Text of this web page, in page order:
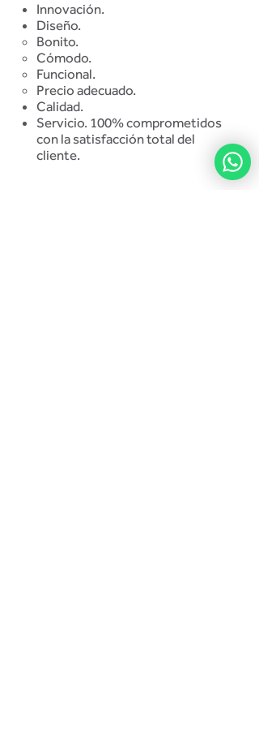
Innovación.
Diseño.
Bonito.
Cómodo.
Funcional.
Precio adecuado.
Calidad.
Servicio. 100% comprometidos
con la satisfacción total del
cliente.